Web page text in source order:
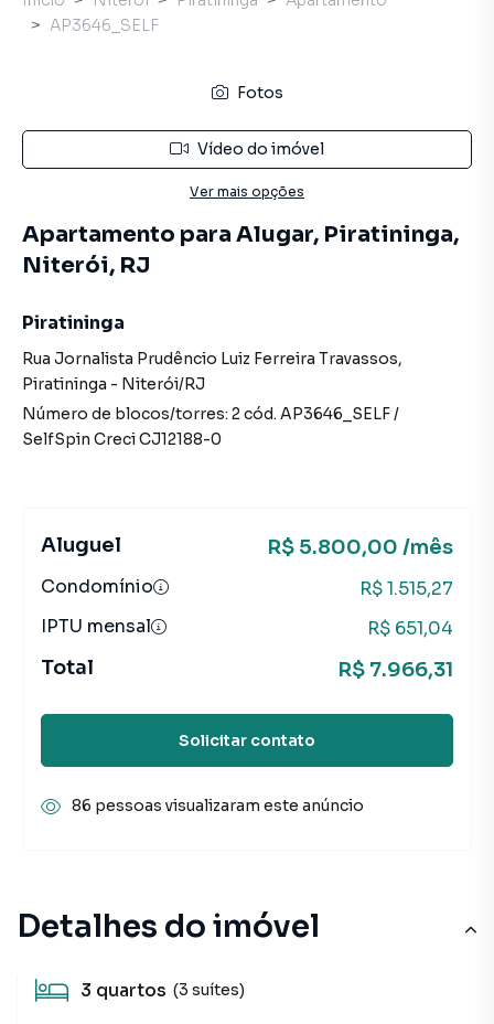
Detalhes do imóvel
3 quartos (3 suítes)
AP3646_SELF
Fotos
Vídeo do imóvel
Ver mais opções
Apartamento para Alugar, Piratininga,
Niterói, RJ
Piratininga
Rua Jornalista Prudêncio Luiz Ferreira Travassos,
Piratininga - Niterói/RJ
Número de blocos/torres: 2cód. AP3646_SELF/
SelfSpin CreciCJ12188-0
Aluguel R$ 5.800,00 /mês
Condomínio
R$ 1.515,27
IPTU mensal
R$ 651,04
Total R$ 7.966,31
Solicitar contato
86 pessoas visualizaram este anúncio